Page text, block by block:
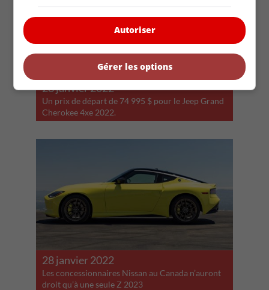
28 janvier 2022
Un prix de départ de 74 995 $ pour le Jeep Grand
Cherokee 4xe 2022.
28 janvier 2022
Les concessionnaires Nissan au Canada n’auront
droit qu’à une seule Z 2023
Autoriser
Gérer les options